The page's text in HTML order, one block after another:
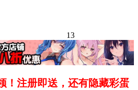
13
！注册即送，还有隐藏彩蛋